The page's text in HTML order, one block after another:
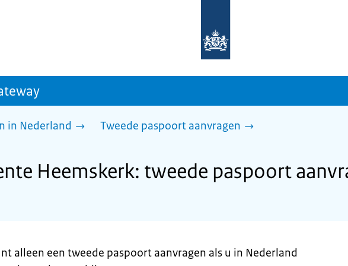
homepage
sdg.rijksoverheid.nl
in Nederland Tweede paspoort aanvragen
Heemskerk: tweede paspoort
alleen een tweede paspoort aanvragen als u in Nederland